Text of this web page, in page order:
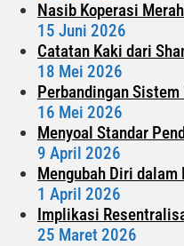
Nasib Koperasi
15 Juni 2026
Catatan Kaki dari
18 Mei 2026
Perbandingan
16 Mei 2026
Menyoal Standar
9 April 2026
Mengubah Diri
1 April 2026
Implikasi
25 Maret 2026